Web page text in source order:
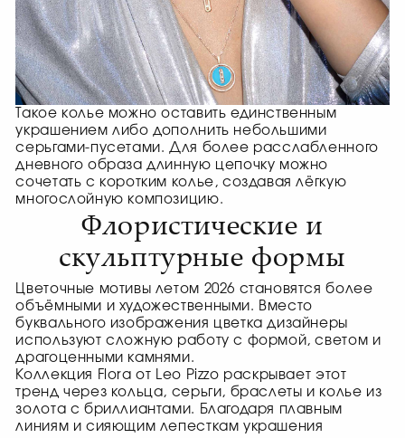
Такое колье можно оставить единственным
украшением либо дополнить небольшими
серьгами-пусетами. Для более расслабленного
дневного образа длинную цепочку можно
сочетать с коротким колье, создавая лёгкую
многослойную композицию.
Флористические и
скульптурные формы
Цветочные мотивы летом 2026 становятся более
объёмными и художественными. Вместо
буквального изображения цветка дизайнеры
используют сложную работу с формой, светом и
драгоценными камнями.
Коллекция Flora от Leo Pizzo раскрывает этот
тренд через кольца, серьги, браслеты и колье из
золота с бриллиантами. Благодаря плавным
линиям и сияющим лепесткам украшения